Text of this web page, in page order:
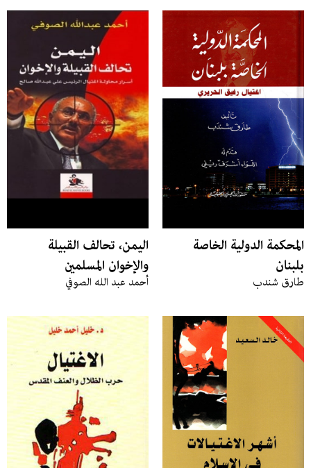
المحكمة الدولية الخاصة
بلبنان
طارق شندب
اليمن، تحالف القبيلة
والإخوان المسلمين
أحمد عبد الله الصوفي